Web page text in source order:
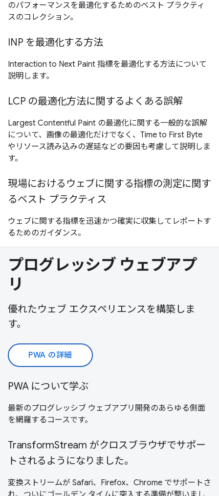
のパフォーマンスを最適化するためのベスト プラクティ
スのコレクション。
INP を最適化する方法
Interaction to Next Paint 指標を最適化する方法について
説明します。
LCP の最適化方法に関するよくある誤解
Largest Contentful Paint の最適化に関する一般的な誤解
について、画像の最適化だけでなく、Time to First Byte
やリソース読み込みの遅延などの要因も考慮して説明しま
す。
現場におけるウェブに関する指標の測定に関す
るベスト プラクティス
ウェブに関する指標を迅速かつ確実に収集してレポートす
るためのガイダンス。
プログレッシブ ウェブアプ
リ
優れたウェブ エクスペリエンスを構築しま
す。
PWA の詳細
PWA について学ぶ
最新のプログレッシブ ウェブアプリ開発のあらゆる側面
を網羅するコースです。
TransformStream がクロスブラウザでサポー
トされるようになりました。
変換ストリームが Safari、Firefox、Chrome でサポートさ